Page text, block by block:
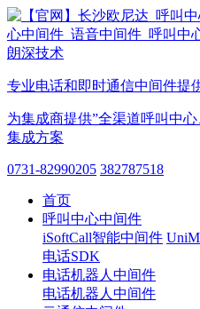
专业电话和即时通信中间件提
为集成商提供”全渠道呼叫中
集成方案
0731-82990205 382787518
首页
呼叫中心中间件
iSoftCall智能中间件
电话SDK
电话机器人中间件
电话机器人中间件